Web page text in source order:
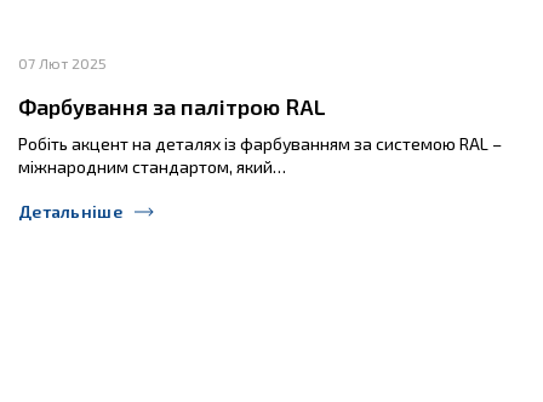
07 Лют 2025
Фарбування за палітрою RAL
Робіть акцент на деталях із фарбуванням за системою RAL –
міжнародним стандартом, який…
Детальніше